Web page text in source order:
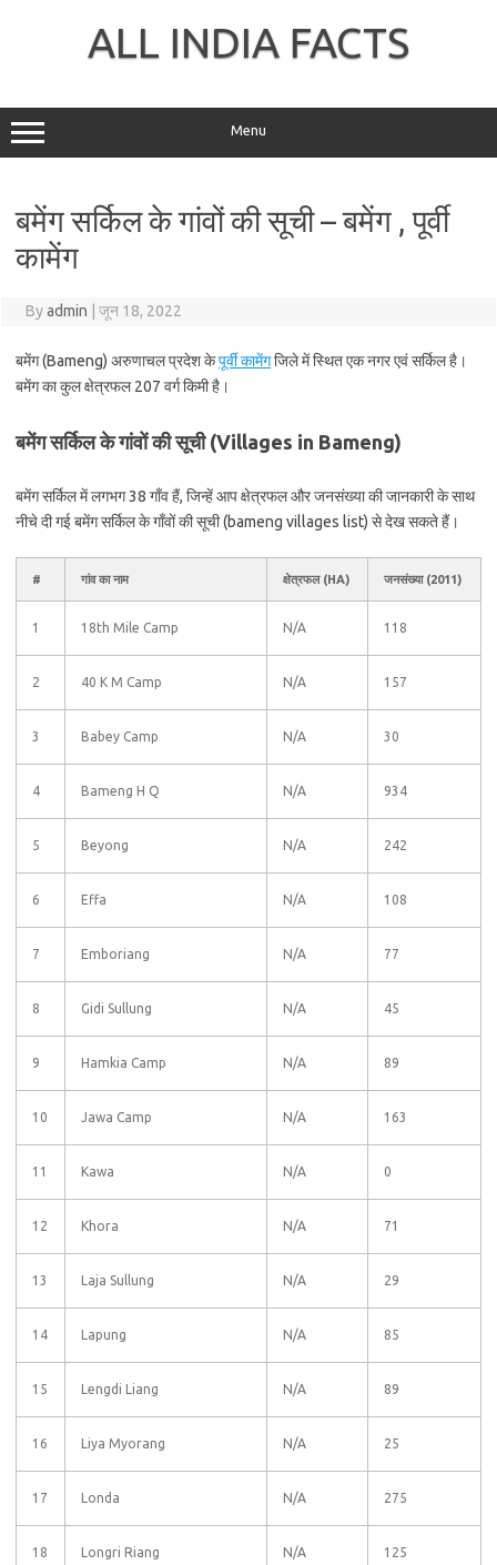
ALL INDIA FACTS
Menu
बमेंग सर्किल के गांवों की सूची – बमेंग , पूर्वी
कामेंग
Byadmin जून 18, 2022
बमेंग (Bameng) अरुणाचल प्रदेश केपूर्वी कामेंगजिले में स्थित एक नगर एवं सर्किल है।
बमेंग का कुल क्षेत्रफल 207 वर्ग किमी है।
बमेंग सर्किल के गांवों की सूची (Villages in Bameng)
बमेंग सर्किल में लगभग 38 गाँव हैं, जिन्हें आप क्षेत्रफल और जनसंख्या की जानकारी के साथ
नीचे दी गई बमेंग सर्किल के गाँवों की सूची (bameng villages list) से देख सकते हैं।
# गांव का नाम क्षेत्रफल (HA) जनसंख्या (2011)
1 18th Mile Camp N/A 118
2 40 K M Camp N/A 157
3 Babey Camp N/A 30
4 Bameng H Q N/A 934
5 Beyong N/A 242
6 Effa N/A 108
7 Emboriang N/A 77
8 Gidi Sullung N/A 45
9 Hamkia Camp N/A 89
10 Jawa Camp N/A 163
11 Kawa N/A 0
12 Khora N/A 71
13 Laja Sullung N/A 29
14 Lapung N/A 85
15 Lengdi Liang N/A 89
16 Liya Myorang N/A 25
17 Londa N/A 275
18 Longri Riang N/A 125